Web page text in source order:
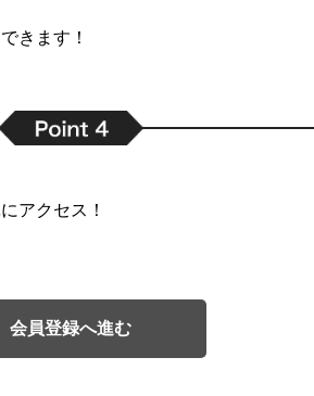
きます！
アクセス！
会員登録へ進む